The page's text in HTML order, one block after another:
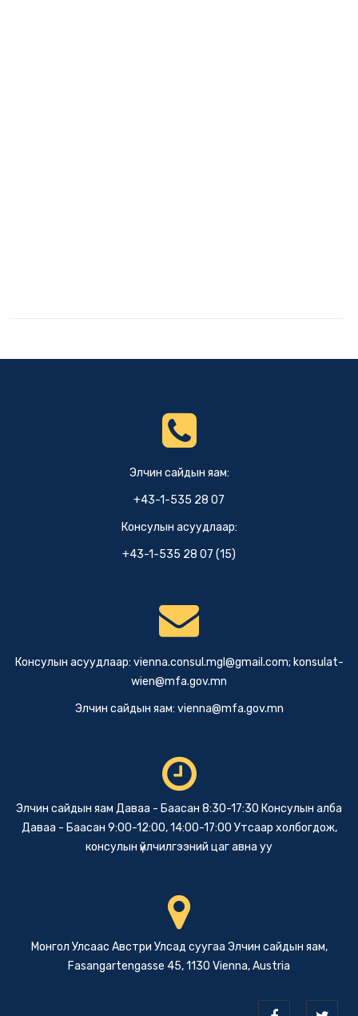
Элчин сайдын яам:
+43-1-535 28 07
Консулын асуудлаар:
+43-1-535 28 07 (15)
Консулын асуудлаар: vienna.consul.mgl@gmail.com; konsulat-
wien@mfa.gov.mn
Элчин сайдын яам: vienna@mfa.gov.mn
Элчин сайдын яам Даваа - Баасан 8:30-17:30 Консулын алба
Даваа - Баасан 9:00-12:00, 14:00-17:00 Утсаар холбогдож,
консулын үйлчилгээний цаг авна уу
Монгол Улсаас Австри Улсад суугаа Элчин сайдын яам,
Fasangartengasse 45, 1130 Vienna, Austria